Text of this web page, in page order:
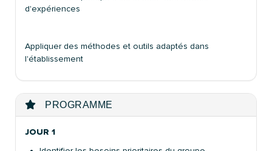
d'expériences
Appliquer des méthodes et outils adaptés dans
l'établissement
PROGRAMME
JOUR 1